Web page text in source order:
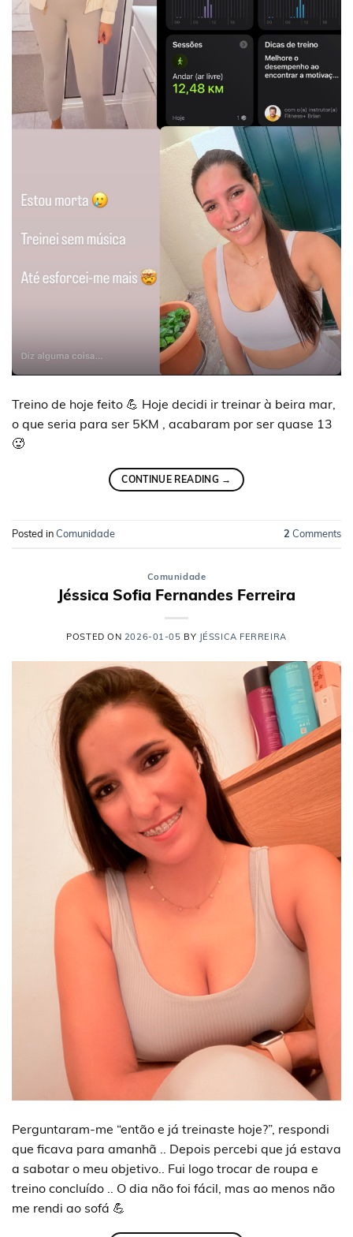
Treino de hoje feito 💪 Hoje decidi ir treinar à beira mar,
o que seria para ser 5KM , acabaram por ser quase 13
🥵
CONTINUE READING →
Posted inComunidade 2 Comments
Comunidade
Jéssica Sofia Fernandes Ferreira
POSTED ON 2026-01-05 BY JÉSSICA FERREIRA
Perguntaram-me “então e já treinaste hoje?”, respondi
que ficava para amanhã .. Depois percebi que já estava
a sabotar o meu objetivo.. Fui logo trocar de roupa e
treino concluído .. O dia não foi fácil, mas ao menos não
me rendi ao sofá 💪